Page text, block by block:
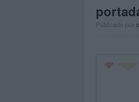
Publicado por